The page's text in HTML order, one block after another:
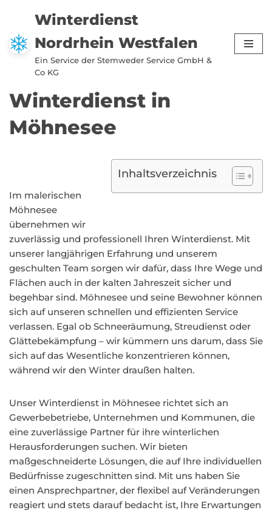
Zum
Inhalt
springen
Winterdienst
Nordrhein Westfalen
Ein Service der Stemweder Service GmbH &
Co KG
Winterdienst in
Möhnesee
Inhaltsverzeichnis
Im malerischen
Möhnesee
übernehmen wir
zuverlässig und professionell Ihren Winterdienst. Mit
unserer langjährigen Erfahrung und unserem
geschulten Team sorgen wir dafür, dass Ihre Wege und
Flächen auch in der kalten Jahreszeit sicher und
begehbar sind. Möhnesee und seine Bewohner können
sich auf unseren schnellen und effizienten Service
verlassen. Egal ob Schneeräumung, Streudienst oder
Glättebekämpfung – wir kümmern uns darum, dass Sie
sich auf das Wesentliche konzentrieren können,
während wir den Winter draußen halten.
Unser Winterdienst in Möhnesee richtet sich an
Gewerbebetriebe, Unternehmen und Kommunen, die
eine zuverlässige Partner für ihre winterlichen
Herausforderungen suchen. Wir bieten
maßgeschneiderte Lösungen, die auf Ihre individuellen
Bedürfnisse zugeschnitten sind. Mit uns haben Sie
einen Ansprechpartner, der flexibel auf Veränderungen
reagiert und stets darauf bedacht ist, Ihre Erwartungen